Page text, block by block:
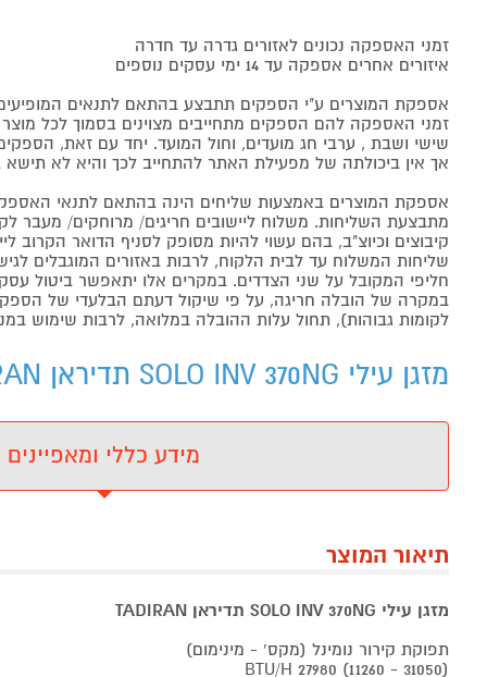
זמני האספקה נכונים לאזורים גדרה עד חדרה
איזורים אחרים אספקה עד 14 ימי עסקים נוספים
אספקת המוצרים ע"י הספקים תתבצע בהתאם לתנאים
זמני האספקה להם הספקים מתחייבים מצוינים בסמוך לכל
שישי ושבת , ערבי חג מועדים, וחול המועד. יחד עם זאת,
אך אין ביכולתה של מפעילת האתר להתחייב לכך והיא לא
אספקת המוצרים באמצעות שליחים הינה בהתאם לתנאי
מתבצעת השליחות. משלוח ליישובים חריגים/ מרוחקים/ מעבר
קיבוצים וכיוצ"ב, בהם עשוי להיות מסופק לסניף הדואר
שליחות המשלוח עד לבית הלקוח, לרבות באזורים המוגבלים
חליפי המקובל על שני הצדדים. במקרים אלו יתאפשר ביטול
במקרה של הובלה חריגה, על פי שיקול דעתם הבלעדי של
לקומות גבוהות), תחול עלות ההובלה במלואה, לרבות שימוש
מזגן עילי SOLO INV 370NG תדיראן TADIRAN תדיראן - מידע נוסף
מידע כללי ומאפיינים
תיאור המוצר
מזגן עילי SOLO INV 370NG תדיראן TADIRAN
תפוקת קירור נומינל (מקס' - מינימום)
BTU/H 27980 (11260 - 31050)